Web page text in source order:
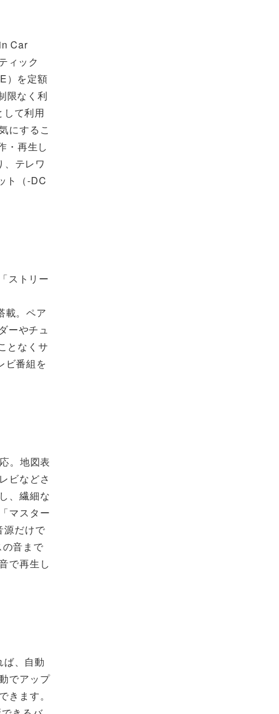
Car
ィック
）を定額
限なく利
て利用
にするこ
・再生し
テレワ
ト（-DC
ストリー
載。ペア
ーやチュ
となくサ
ビ番組を
。地図表
ビなどさ
、繊細な
マスター
源だけで
音まで
で再生し
、自動
でアップ
きます。